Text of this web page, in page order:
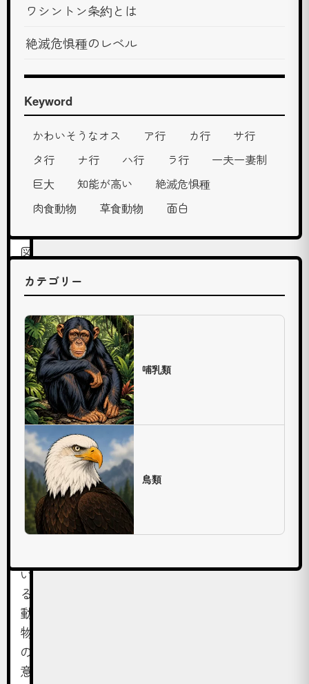
楽
し
深
掘
り
物
図
で
。
初
め
て
知
る
動
物
や
知
っ
い
る
動
物
の
意
ワシントン条約とは
絶滅危惧種のレベル
Keyword
かわいそうなオス ア行 カ行
サ行
タ行
ナ行 ハ行 ラ行
一夫一妻制
巨大
知能が高い
絶滅危惧種
肉食動物
草食動物 面白
カテゴリー
哺乳類
鳥類